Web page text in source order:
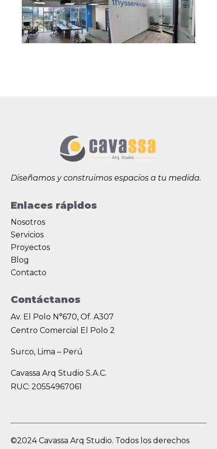
Diseñamos y construimos espacios a tu medida.
Enlaces rápidos
Nosotros
Servicios
Proyectos
Blog
Contacto
Contáctanos
Av. El Polo N°670, Of. A307
Centro Comercial El Polo 2
Surco, Lima – Perú
Cavassa Arq Studio S.A.C.
RUC: 20554967061
©2024 Cavassa Arq Studio. Todos los derechos